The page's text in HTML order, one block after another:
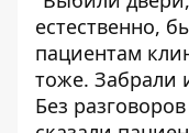
естественно,
пациентам
тоже. Забрали
Без